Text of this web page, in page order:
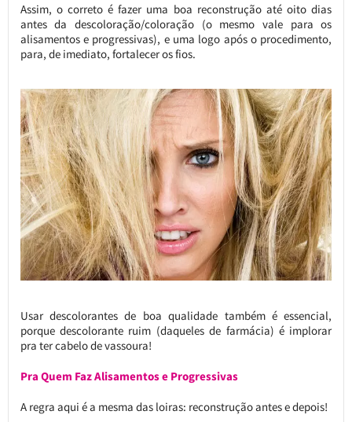
Assim, o correto é fazer uma boa reconstrução até oito dias
antes da descoloração/coloração (o mesmo vale para os
alisamentos e progressivas), e uma logo após o procedimento,
para, de imediato, fortalecer os fios.
Usar descolorantes de boa qualidade também é essencial,
porque descolorante ruim (daqueles de farmácia) é implorar
pra ter cabelo de vassoura!
Pra Quem Faz Alisamentos e Progressivas
A regra aqui é a mesma das loiras: reconstrução antes e depois!